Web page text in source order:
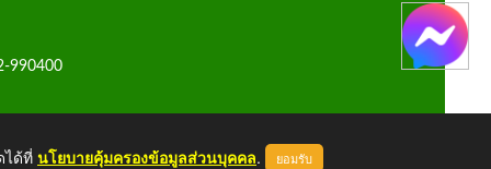
990400
ได้ที่ นโยบายคุ้มครองข้อมูลส่วนบุคคล. ยอมรับ